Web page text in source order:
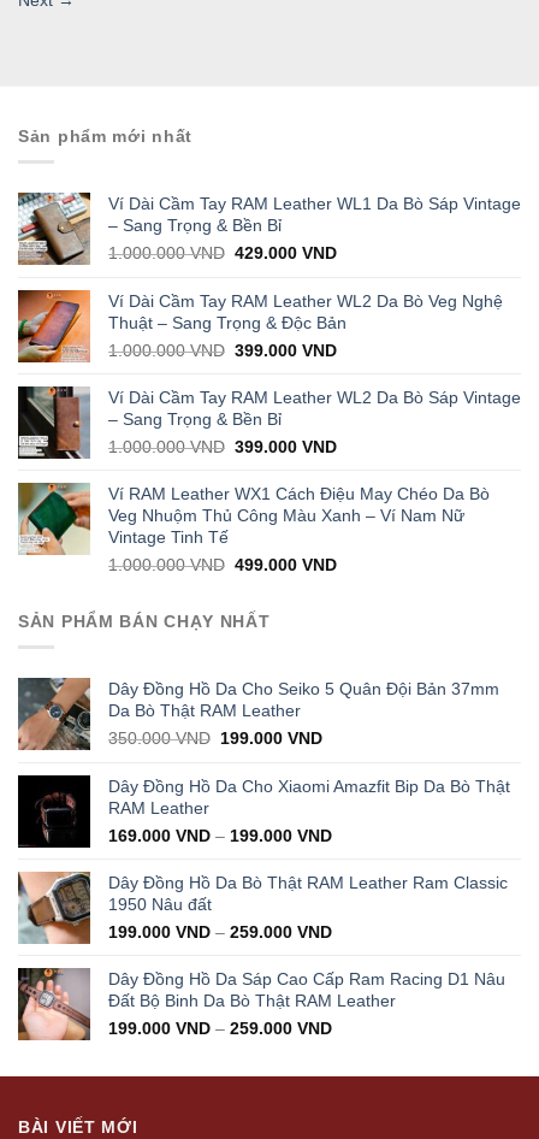
Sản phẩm mới nhất
Ví Dài Cầm Tay RAM Leather WL1 Da Bò Sáp Vintage
– Sang Trọng & Bền Bỉ
1.000.000VND Original
was:
1.000.000 VND.
429.000VNDCurrent
is:
429.000 VND.
Ví Dài Cầm Tay RAM Leather WL2 Da Bò Veg Nghệ
Thuật – Sang Trọng & Độc Bản
1.000.000VND Original
was:
1.000.000 VND.
399.000VNDCurrent
is:
Ví Dài Cầm Tay RAM Leather WL2 Da Bò Sáp Vintage
– Sang Trọng & Bền Bỉ
1.000.000VND Original
was:
1.000.000 VND.
399.000VNDCurrent
is:
399.000 VND.
Ví RAM Leather WX1 Cách Điệu May Chéo Da Bò
Veg Nhuộm Thủ Công Màu Xanh – Ví Nam Nữ
Vintage Tinh Tế
1.000.000VND Original
was:
1.000.000 VND.
499.000VNDCurrent
SẢN PHẨM BÁN CHẠY NHẤT
Dây Đồng Hồ Da Cho Seiko 5 Quân Đội Bản 37mm
Da Bò Thật RAM Leather
350.000VND Original
was:
199.000VNDCurrent
is:
199.000 VND.
Dây Đồng Hồ Da Cho Xiaomi Amazfit Bip Da Bò Thật
RAM Leather
169.000 VND – 199.000 VND
Dây Đồng Hồ Da Bò Thật RAM Leather Ram Classic
1950 Nâu đất
199.000 VND – 259.000 VND
Dây Đồng Hồ Da Sáp Cao Cấp Ram Racing D1 Nâu
Đất Bộ Binh Da Bò Thật RAM Leather
199.000 VND – 259.000 VND
BÀI VIẾT MỚI